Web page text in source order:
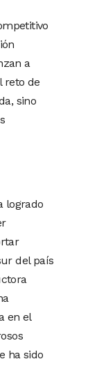
a
reto de
sino
logrado
del país
en el
ha sido